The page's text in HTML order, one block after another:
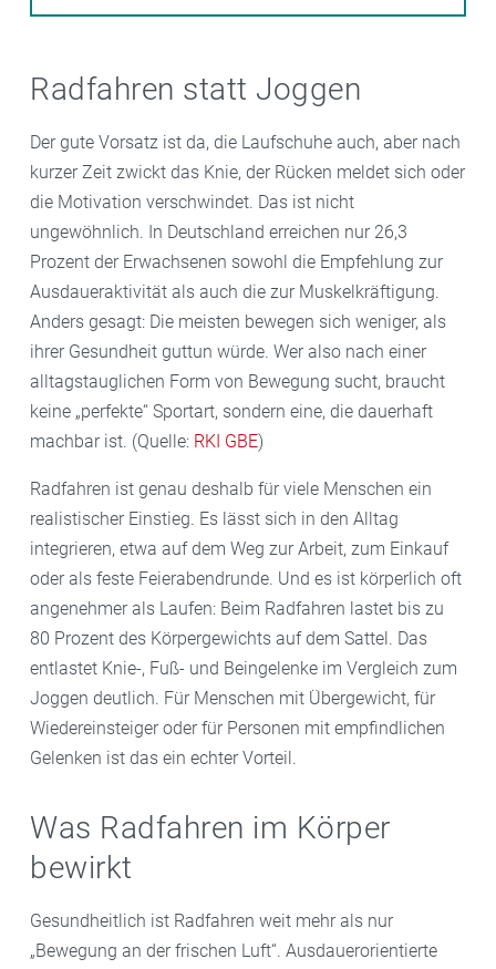
Radfahren statt Joggen
Der gute Vorsatz ist da, die Laufschuhe auch, aber nach
kurzer Zeit zwickt das Knie, der Rücken meldet sich oder
die Motivation verschwindet. Das ist nicht
ungewöhnlich. In Deutschland erreichen nur 26,3
Prozent der Erwachsenen sowohl die Empfehlung zur
Ausdaueraktivität als auch die zur Muskelkräftigung.
Anders gesagt: Die meisten bewegen sich weniger, als
ihrer Gesundheit guttun würde. Wer also nach einer
alltagstauglichen Form von Bewegung sucht, braucht
keine „perfekte“ Sportart, sondern eine, die dauerhaft
machbar ist. (Quelle: RKI GBE)
Radfahren ist genau deshalb für viele Menschen ein
realistischer Einstieg. Es lässt sich in den Alltag
integrieren, etwa auf dem Weg zur Arbeit, zum Einkauf
oder als feste Feierabendrunde. Und es ist körperlich oft
angenehmer als Laufen: Beim Radfahren lastet bis zu
80 Prozent des Körpergewichts auf dem Sattel. Das
entlastet Knie-, Fuß- und Beingelenke im Vergleich zum
Joggen deutlich. Für Menschen mit Übergewicht, für
Wiedereinsteiger oder für Personen mit empfindlichen
Gelenken ist das ein echter Vorteil.
Was Radfahren im Körper
bewirkt
Gesundheitlich ist Radfahren weit mehr als nur
„Bewegung an der frischen Luft“. Ausdauerorientierte